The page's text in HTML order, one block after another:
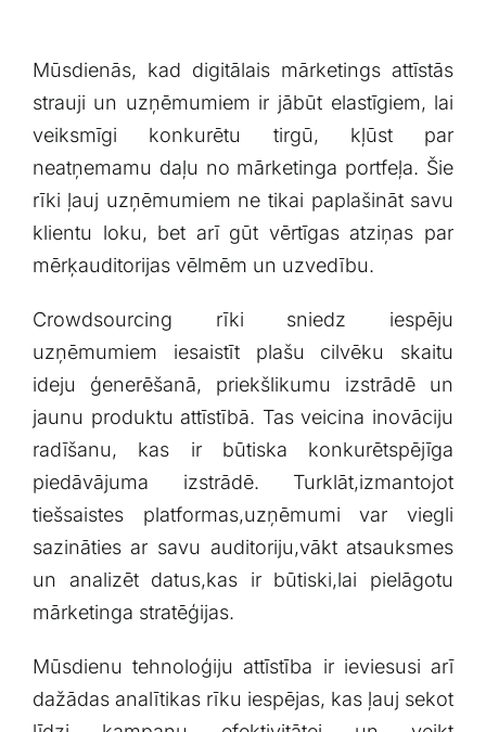
Mūsdienās, kad digitālais mārketings attīstās
strauji un ‍uzņēmumiem ir jābūt elastīgiem, lai
veiksmīgi konkurētu tirgū, kļūst⁣ par
neatņemamu daļu no mārketinga portfeļa. Šie
rīki ļauj uzņēmumiem ne tikai⁤ paplašināt savu
⁤klientu⁤ loku, bet⁤ arī gūt ⁢vērtīgas atziņas par
mērķauditorijas ​vēlmēm ​un uzvedību.
Crowdsourcing rīki‍ sniedz‍ iespēju
uzņēmumiem ‌iesaistīt plašu⁣ cilvēku skaitu
ideju ģenerēšanā, priekšlikumu izstrādē⁤ un‍
jaunu ‍produktu ⁤attīstībā. Tas veicina‌ inovāciju
radīšanu, kas ir‌ būtiska ‌konkurētspējīga​
piedāvājuma izstrādē.‍ Turklāt,izmantojot
⁣tiešsaistes‌ platformas,uzņēmumi ⁤var viegli
sazināties ar savu auditoriju,vākt⁣ atsauksmes
un analizēt datus,kas ir būtiski,lai pielāgotu
mārketinga stratēģijas.
Mūsdienu tehnoloģiju attīstība ir ieviesusi arī
dažādas analītikas rīku iespējas, kas ⁤ļauj sekot